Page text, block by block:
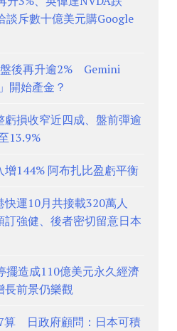
斥數十億美元購Google
後再升逾2% Gemini
開始產金？
虧損收窄近四成、盤前彈逾
13.9%
增144% 阿布扎比盈虧平衡
快運10月共接載320萬人
強健、後者密切留意日本
擺造成110億美元永久經濟
前景仍樂觀
算 日政府顧問：日本可積